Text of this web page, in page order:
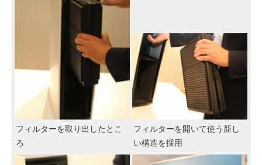
フィルターを取り出したとこ
ろ
フィルターを開いて使う新し
い構造を採用